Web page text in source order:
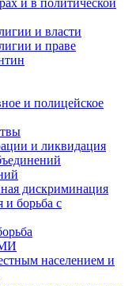
и в политической
и власти
и праве
и полицейское
и ликвидация
дискриминация
борьба с
населением и